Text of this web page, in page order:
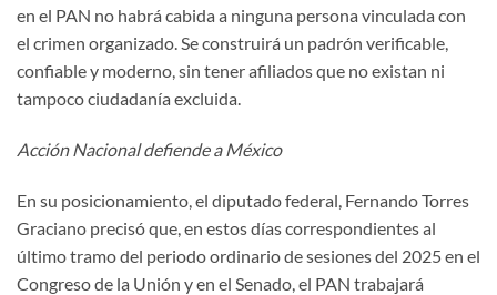
en el PAN no habrá cabida a ninguna persona vinculada con
el crimen organizado. Se construirá un padrón verificable,
confiable y moderno, sin tener afiliados que no existan ni
tampoco ciudadanía excluida.
Acción Nacional defiende a México
En su posicionamiento, el diputado federal, Fernando Torres
Graciano precisó que, en estos días correspondientes al
último tramo del periodo ordinario de sesiones del 2025 en el
Congreso de la Unión y en el Senado, el PAN trabajará